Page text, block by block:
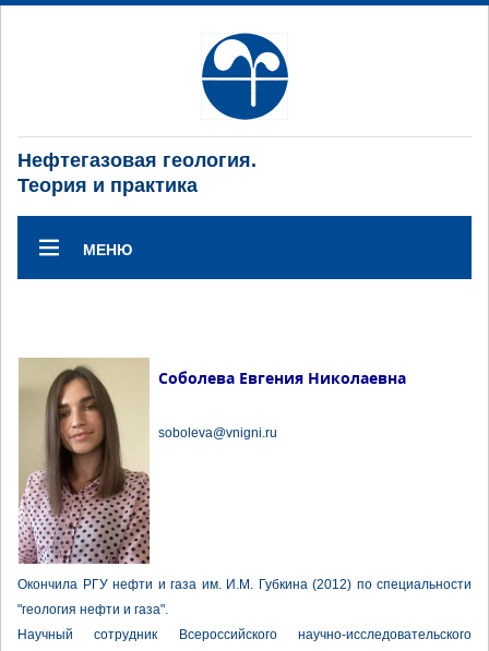
Нефтегазовая геология.
Теория и практика
МЕНЮ
Соболева Евгения Николаевна
soboleva@vnigni.ru
Окончила РГУ нефти и газа им. И.М. Губкина (2012) по специальности
"геология нефти и газа".
Научный сотрудник Всероссийского научно-исследовательского